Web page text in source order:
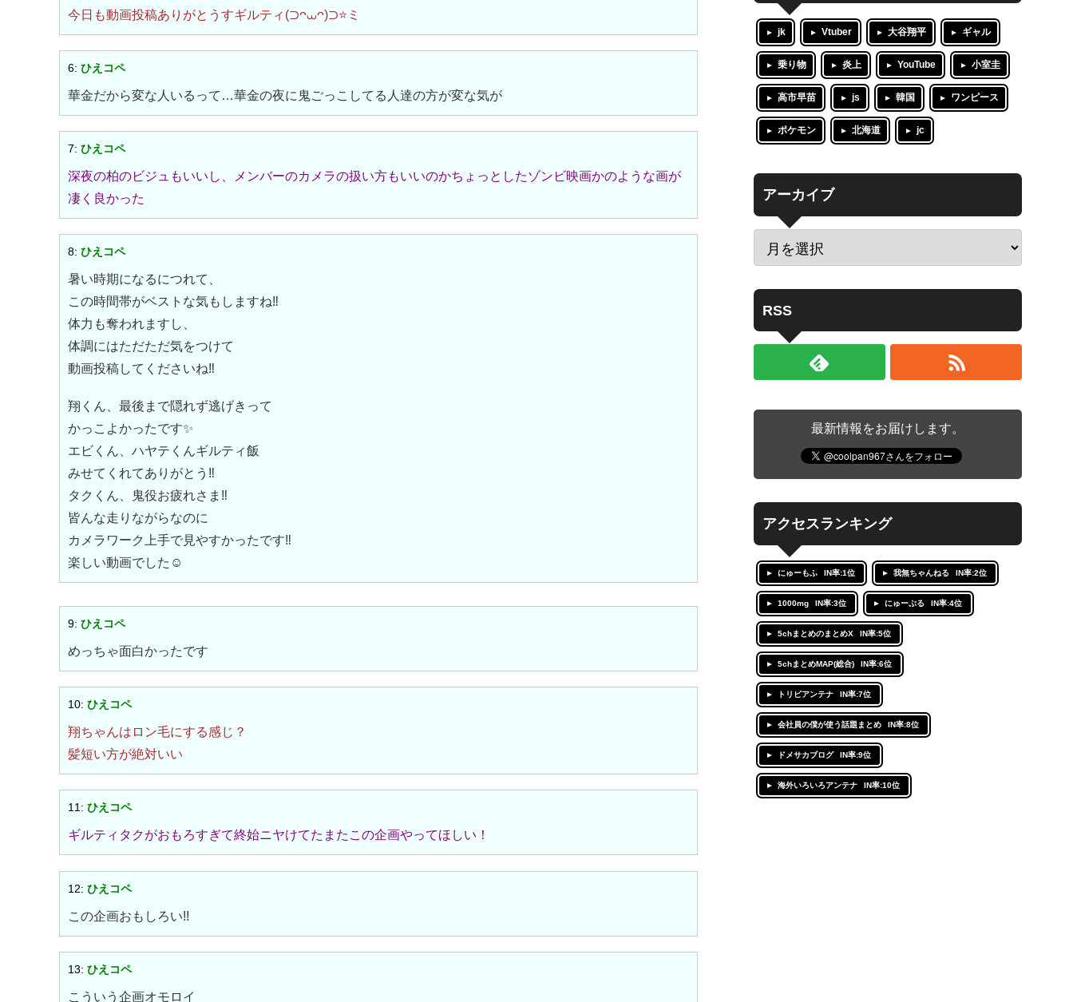
今日も動画投稿ありがとうすギルティ(⊃ᴖ⩊ᴖ)⊃⭐️ミ
6: ひえコペ
華金だから変な人いるって…華金の夜に鬼ごっこしてる人達の方が変な気が
7: ひえコペ
深夜の柏のビジュもいいし、メンバーのカメラの扱い方もいいのかちょっとしたゾンビ映画かのような画が
凄く良かった
8: ひえコペ
暑い時期になるにつれて、
この時間帯がベストな気もしますね‼︎
体力も奪われますし、
体調にはただただ気をつけて
動画投稿してくださいね‼︎
翔くん、最後まで隠れず逃げきって
かっこよかったです✨
エビくん、ハヤテくんギルティ飯
みせてくれてありがとう‼︎
タクくん、鬼役お疲れさま‼︎
皆んな走りながらなのに
カメラワーク上手で見やすかったです‼︎
楽しい動画でした☺️
9: ひえコペ
めっちゃ面白かったです
10: ひえコペ
翔ちゃんはロン毛にする感じ？
髪短い方が絶対いい
11: ひえコペ
ギルティタクがおもろすぎて終始ニヤけてたまたこの企画やってほしい！
12: ひえコペ
この企画おもしろい!!
13: ひえコペ
こういう企画オモロイ
jk Vtuber 大谷翔平 ギャル
乗り物 炎上 YouTube 小室圭
高市早苗 js 韓国 ワンピース
ポケモン 北海道 jc
アーカイブ
RSS
最新情報をお届けします。
アクセスランキング
にゅーもふ IN率:1位 我無ちゃんねる IN率:2位
1000mg IN率:3位 にゅーぷる IN率:4位
5chまとめのまとめX IN率:5位
5chまとめMAP(総合) IN率:6位
トリビアンテナ IN率:7位
会社員の僕が使う話題まとめ IN率:8位
ドメサカブログ IN率:9位
海外いろいろアンテナ IN率:10位